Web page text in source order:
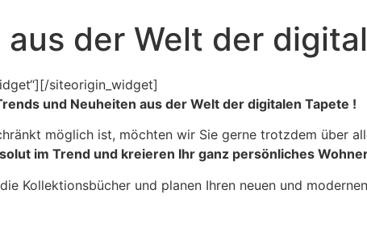
der Welt der
[/siteorigin_widget]
und Neuheiten aus der Welt der digitalen Tapete !
möglich ist, möchten wir Sie gerne trotzdem über
im Trend und kreieren Ihr ganz persönliches
Kollektionsbücher und planen Ihren neuen und